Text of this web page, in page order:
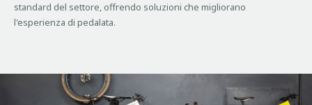
standard del settore, offrendo soluzioni che migliorano
l'esperienza di pedalata.